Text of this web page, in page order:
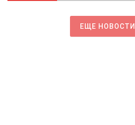
ЕЩЕ НОВОСТИ